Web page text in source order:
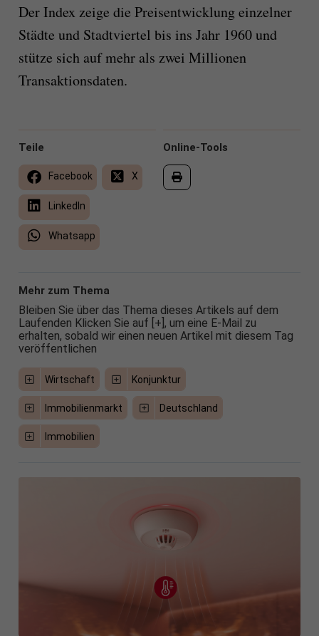
Der Index zeige die Preisentwicklung einzelner
Städte und Stadtviertel bis ins Jahr 1960 und
stütze sich auf mehr als zwei Millionen
Transaktionsdaten.
Online-Tools
Teile
Facebook X
LinkedIn
Whatsapp
Mehr zum Thema
Bleiben Sie über das Thema dieses Artikels auf dem
Laufenden Klicken Sie auf [+], um eine E-Mail zu
erhalten, sobald wir einen neuen Artikel mit diesem Tag
veröffentlichen
Wirtschaft Konjunktur
Immobilienmarkt Deutschland
Immobilien